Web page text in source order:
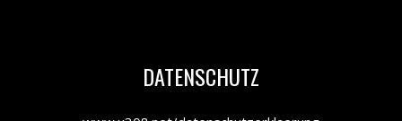
DATENSCHUTZ